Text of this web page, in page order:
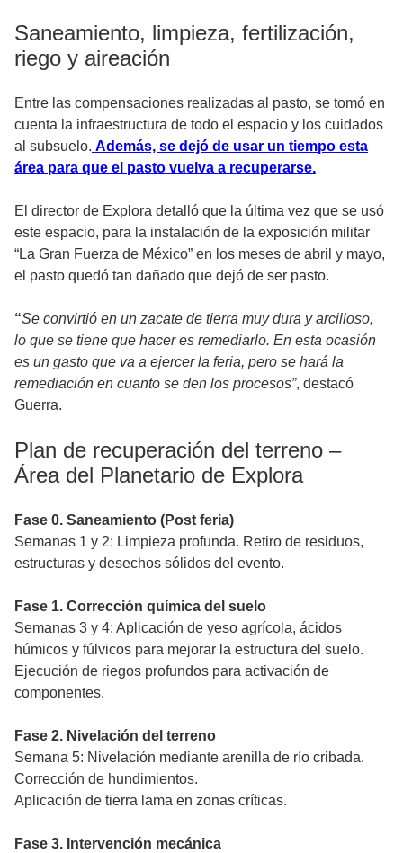
Saneamiento, limpieza, fertilización,
riego y aireación
Entre las compensaciones realizadas al pasto, se tomó en
cuenta la infraestructura de todo el espacio y los cuidados
al subsuelo. Además, se dejó de usar un tiempo esta
área para que el pasto vuelva a recuperarse.
El director de Explora detalló que la última vez que se usó
este espacio, para la instalación de la exposición militar
“La Gran Fuerza de México” en los meses de abril y mayo,
el pasto quedó tan dañado que dejó de ser pasto.
“Se convirtió en un zacate de tierra muy dura y arcilloso,
lo que se tiene que hacer es remediarlo. En esta ocasión
es un gasto que va a ejercer la feria, pero se hará la
remediación en cuanto se den los procesos”, destacó
Guerra.
Plan de recuperación del terreno –
Área del Planetario de Explora
Fase 0. Saneamiento (Post feria)
Semanas 1 y 2: Limpieza profunda. Retiro de residuos,
estructuras y desechos sólidos del evento.
Fase 1. Corrección química del suelo
Semanas 3 y 4: Aplicación de yeso agrícola, ácidos
húmicos y fúlvicos para mejorar la estructura del suelo.
Ejecución de riegos profundos para activación de
componentes.
Fase 2. Nivelación del terreno
Semana 5: Nivelación mediante arenilla de río cribada.
Corrección de hundimientos.
Aplicación de tierra lama en zonas críticas.
Fase 3. Intervención mecánica